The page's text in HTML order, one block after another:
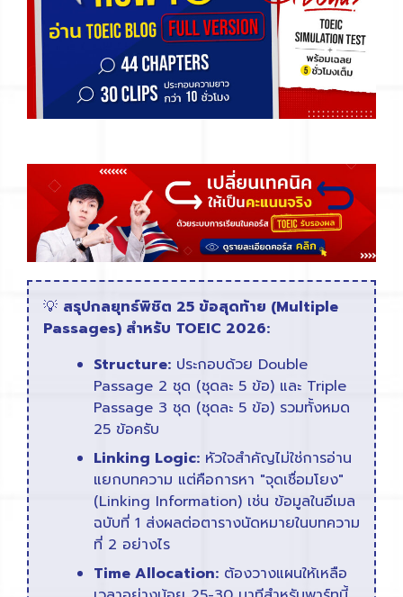
💡 สรุปกลยุทธ์พิชิต 25 ข้อสุดท้าย (Multiple
Passages) สำหรับ TOEIC 2026:
Structure: ประกอบด้วย Double
Passage 2 ชุด (ชุดละ 5 ข้อ) และ Triple
Passage 3 ชุด (ชุดละ 5 ข้อ) รวมทั้งหมด
25 ข้อครับ
Linking Logic: หัวใจสำคัญไม่ใช่การอ่าน
แยกบทความ แต่คือการหา "จุดเชื่อมโยง"
(Linking Information) เช่น ข้อมูลในอีเมล
ฉบับที่ 1 ส่งผลต่อตารางนัดหมายในบทความ
ที่ 2 อย่างไร
Time Allocation: ต้องวางแผนให้เหลือ